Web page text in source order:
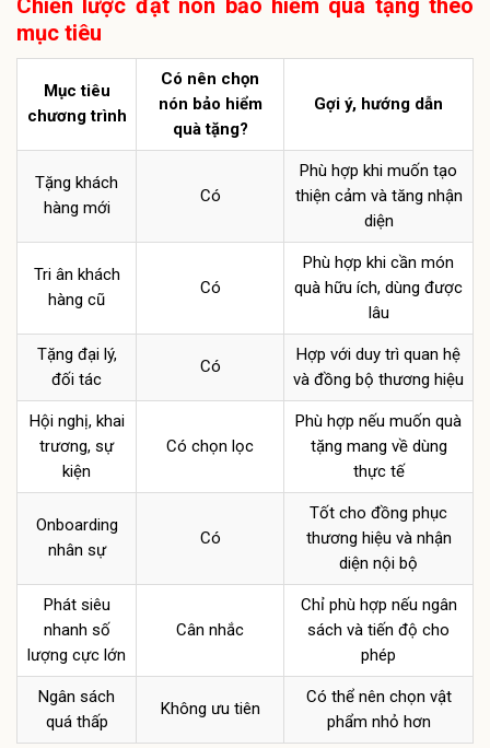
Chiến lược đặt nón bảo hiểm quà tặng theo
mục tiêu
Mục tiêu
chương trình
Có nên chọn
nón bảo hiểm
quà tặng?
Gợi ý, hướng dẫn
Tặng khách
hàng mới
Có
Phù hợp khi muốn tạo
thiện cảm và tăng nhận
diện
Tri ân khách
hàng cũ
Có
Phù hợp khi cần món
quà hữu ích, dùng được
lâu
Tặng đại lý,
đối tác
Có
Hợp với duy trì quan hệ
và đồng bộ thương hiệu
Hội nghị, khai
trương, sự
kiện
Có chọn lọc
Phù hợp nếu muốn quà
tặng mang về dùng
thực tế
Onboarding
nhân sự
Có
Tốt cho đồng phục
thương hiệu và nhận
diện nội bộ
Phát siêu
nhanh số
lượng cực lớn
Cân nhắc
Chỉ phù hợp nếu ngân
sách và tiến độ cho
phép
Ngân sách
quá thấp
Không ưu tiên
Có thể nên chọn vật
phẩm nhỏ hơn